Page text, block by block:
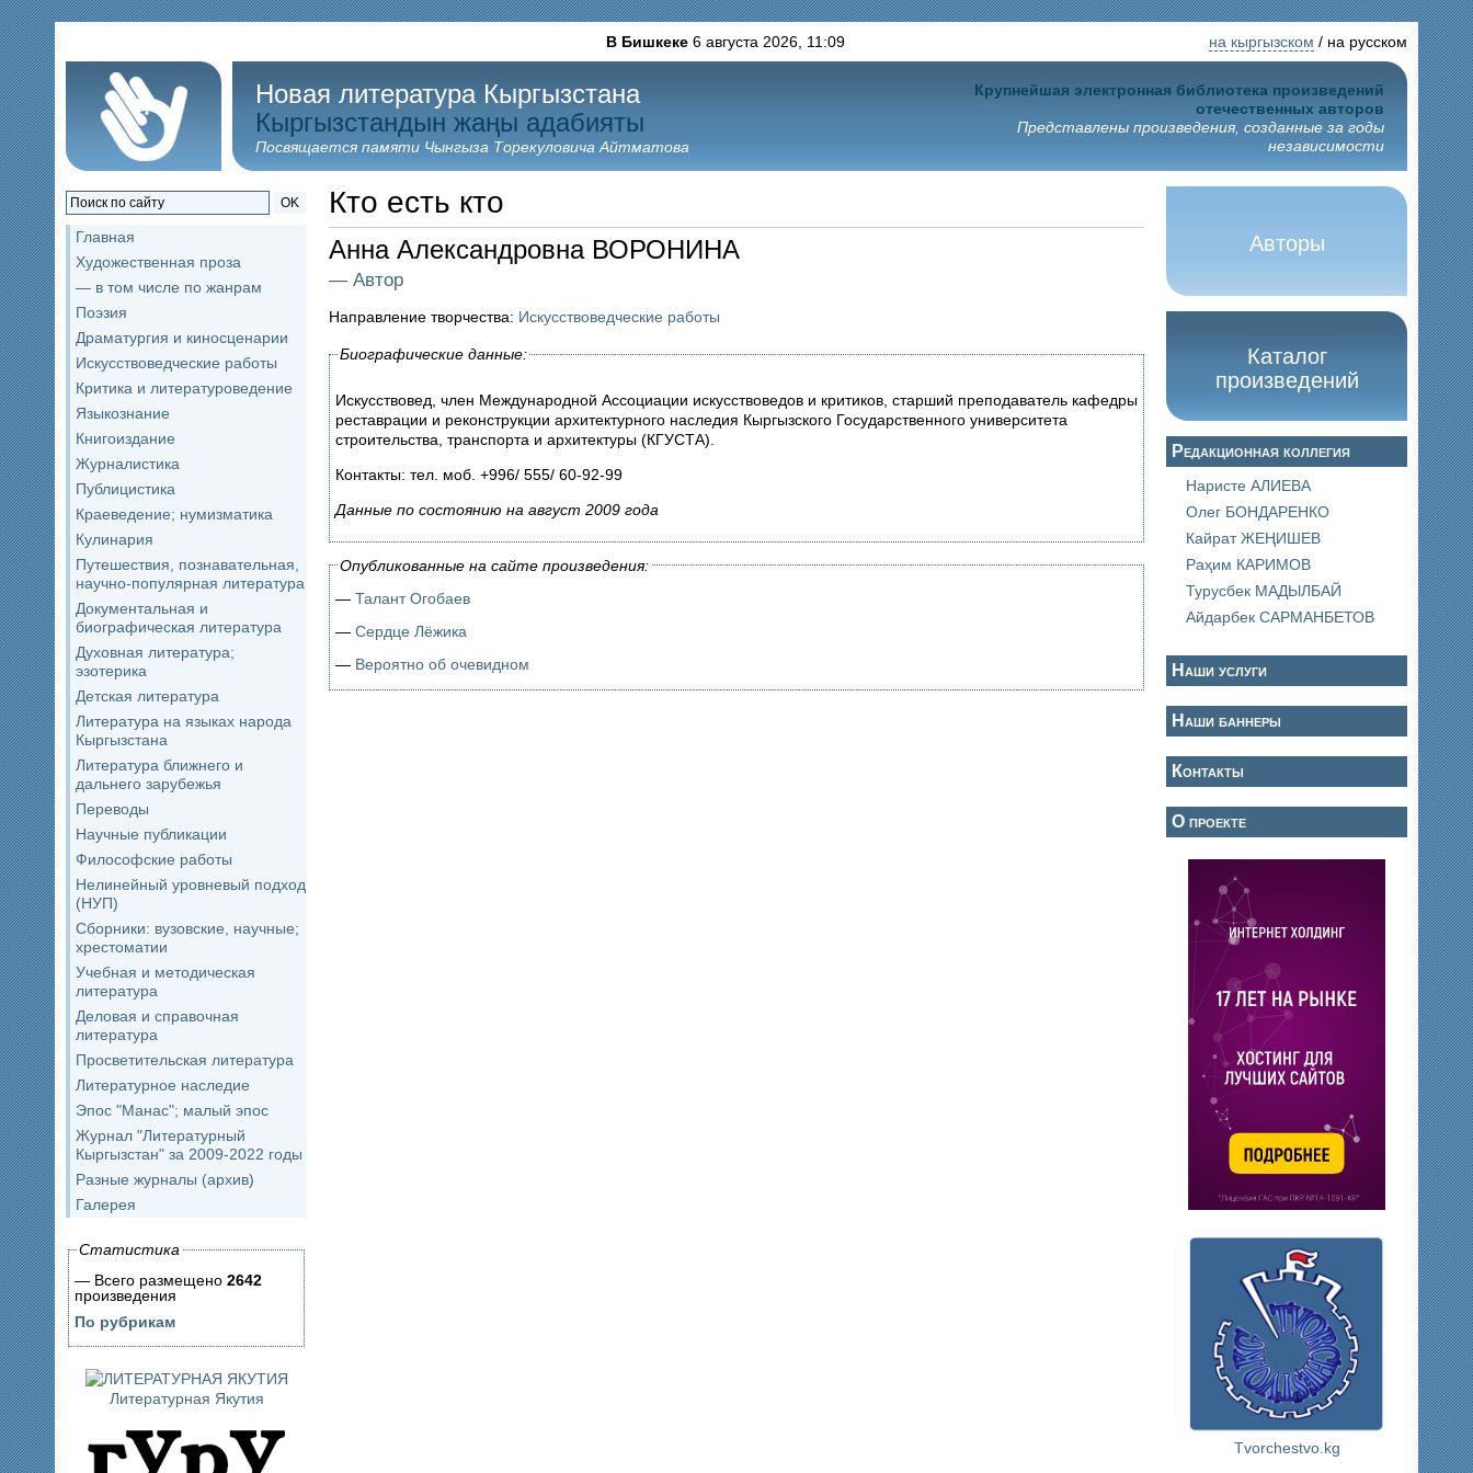
В Бишкеке 6 августа 2026, 11:09 на кыргызском / на русском
Новая литература Кыргызстана
Кыргызстандын жаңы адабияты
Посвящается памяти Чынгыза Торекуловича Айтматова
Крупнейшая электронная библиотека произведений
отечественных авторов
Представлены произведения, созданные за годы
независимости
OK
Главная
Художественная проза
— в том числе по жанрам
Поэзия
Драматургия и киносценарии
Искусствоведческие работы
Критика и литературоведение
Языкознание
Книгоиздание
Журналистика
Публицистика
Краеведение; нумизматика
Кулинария
Путешествия, познавательная,
научно-популярная литература
Документальная и
биографическая литература
Духовная литература;
эзотерика
Детская литература
Литература на языках народа
Кыргызстана
Литература ближнего и
дальнего зарубежья
Переводы
Научные публикации
Философские работы
Нелинейный уровневый подход
(НУП)
Сборники: вузовские, научные;
хрестоматии
Учебная и методическая
литература
Деловая и справочная
литература
Просветительская литература
Литературное наследие
Эпос "Манас"; малый эпос
Журнал "Литературный
Кыргызстан" за 2009-2022 годы
Разные журналы (архив)
Галерея
Статистика
— Всего размещено 2642
произведения
По рубрикам
Литературная Якутия
Кто есть кто
Анна Александровна ВОРОНИНА
— Автор
Направление творчества: Искусствоведческие работы
Биографические данные:
Искусствовед, член Международной Ассоциации искусствоведов и критиков, старший преподаватель кафедры
реставрации и реконструкции архитектурного наследия Кыргызского Государственного университета
строительства, транспорта и архитектуры (КГУСТА).
Контакты: тел. моб. +996/ 555/ 60-92-99
Данные по состоянию на август 2009 года
Опубликованные на сайте произведения:
— Талант Огобаев
— Сердце Лёжика
— Вероятно об очевидном
Авторы
Каталог
произведений
Редакционная коллегия
Наристе АЛИЕВА
Олег БОНДАРЕНКО
Кайрат ЖЕҢИШЕВ
Раҳим КАРИМОВ
Турусбек МАДЫЛБАЙ
Айдарбек САРМАНБЕТОВ
Наши услуги
Наши баннеры
Контакты
О проекте
Tvorchestvo.kg